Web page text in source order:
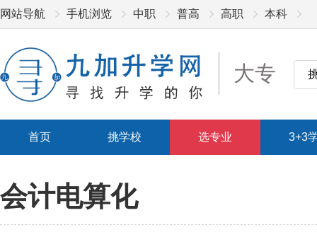
网站导航 手机浏览 中职 普高 高职 本科
大专
首页 挑学校 选专业 3+3
会计电算化